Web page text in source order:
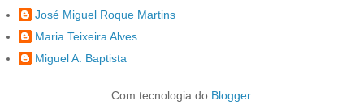
José Miguel Roque Martins
Maria Teixeira Alves
Miguel A. Baptista
Com tecnologia do Blogger.